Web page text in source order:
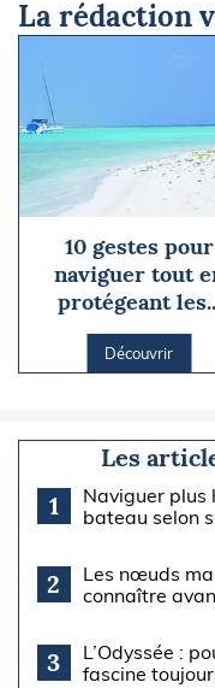
La rédaction
10 gestes pour
naviguer tout
protégeant
Découvrir
Les
1
Naviguer plus
bateau selon
2
Les nœuds
connaître
3
L’Odyssée :
fascine